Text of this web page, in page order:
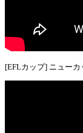
[EFLカップ] ニュー